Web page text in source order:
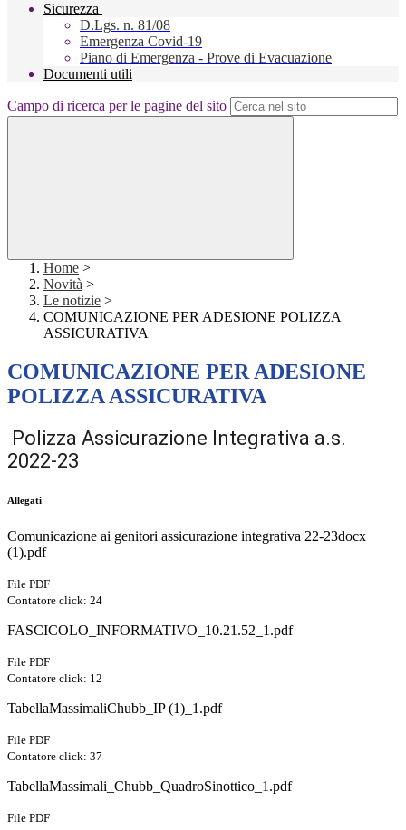
Sicurezza
D.Lgs. n. 81/08
Emergenza Covid-19
Piano di Emergenza - Prove di Evacuazione
Documenti utili
Campo di ricerca per le pagine del sito
Home >
Novità >
Le notizie >
COMUNICAZIONE PER ADESIONE POLIZZA
ASSICURATIVA
COMUNICAZIONE PER ADESIONE
POLIZZA ASSICURATIVA
Polizza Assicurazione Integrativa a.s.
2022-23
Allegati
Comunicazione ai genitori assicurazione integrativa 22-23docx
(1).pdf
File PDF
Contatore click: 24
FASCICOLO_INFORMATIVO_10.21.52_1.pdf
File PDF
Contatore click: 12
TabellaMassimaliChubb_IP (1)_1.pdf
File PDF
Contatore click: 37
TabellaMassimali_Chubb_QuadroSinottico_1.pdf
File PDF